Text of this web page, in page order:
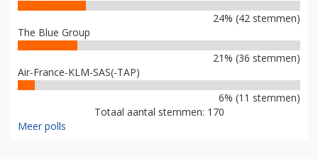
24% (42 stemmen)
The Blue Group
21% (36 stemmen)
Air-France-KLM-SAS(-TAP)
6% (11 stemmen)
Totaal aantal stemmen: 170
Meer polls